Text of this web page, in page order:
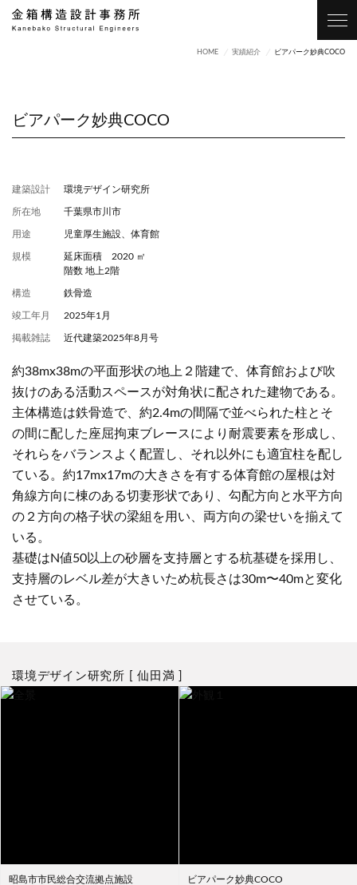
HOME 実績紹介 ビアパーク妙典COCO
ビアパーク妙典COCO
外観2
建築設計 環境デザイン研究所
所在地 千葉県市川市
用途 児童厚⽣施設、体育館
規模
延床⾯積 2020 ㎡
階数 地上2階
構造 鉄骨造
竣工年月 2025年1月
掲載雑誌 近代建築2025年8月号
約38mx38mの平面形状の地上２階建で、体育館および吹
抜けのある活動スペースが対角状に配された建物である。
主体構造は鉄骨造で、約2.4mの間隔で並べられた柱とそ
の間に配した座屈拘束ブレースにより耐震要素を形成し、
それらをバランスよく配置し、それ以外にも適宜柱を配し
ている。約17mx17mの大きさを有する体育館の屋根は対
角線方向に棟のある切妻形状であり、勾配方向と水平方向
の２方向の格子状の梁組を用い、両方向の梁せいを揃えて
いる。
基礎はN値50以上の砂層を支持層とする杭基礎を採用し、
⽀持層のレベル差が大きいため杭⻑さは30m〜40mと変化
させている。
環境デザイン研究所 [ 仙田満 ]
昭島市市民総合交流拠点施設 ビアパーク妙典COCO